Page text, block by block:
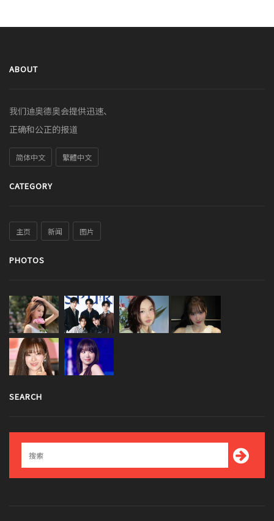
ABOUT
我们迪奥德奥会提供迅速、
正确和公正的报道
简体中文 繁體中文
CATEGORY
主页 新闻 图片
PHOTOS
SEARCH